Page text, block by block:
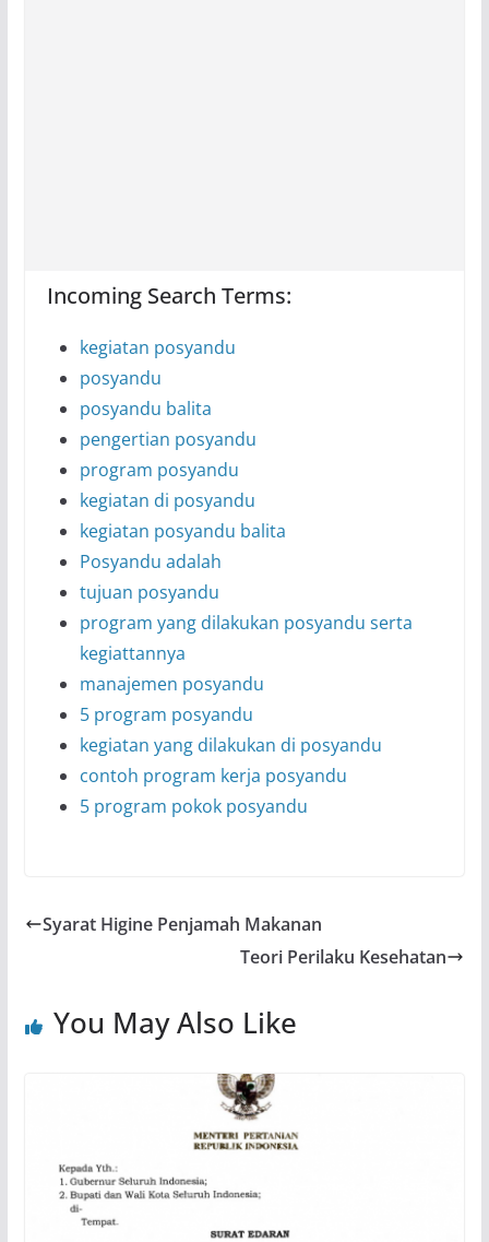
Incoming Search Terms:
kegiatan posyandu
posyandu
posyandu balita
pengertian posyandu
program posyandu
kegiatan di posyandu
kegiatan posyandu balita
Posyandu adalah
tujuan posyandu
program yang dilakukan posyandu serta
kegiattannya
manajemen posyandu
5 program posyandu
kegiatan yang dilakukan di posyandu
contoh program kerja posyandu
5 program pokok posyandu
Syarat Higine Penjamah Makanan
Teori Perilaku Kesehatan
You May Also Like